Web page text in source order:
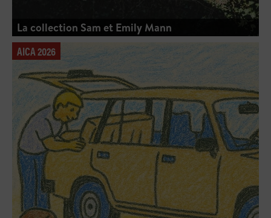
La collection Sam et Emily Mann
AICA 2026